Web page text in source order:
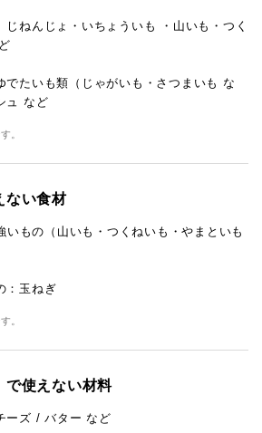
じねんじょ・いちょういも ・山いも・つく
でたいも類（じゃがいも・さつまいも な
ュ など
。
ない食材
いもの（山いも・つくねいも・やまといも
：玉ねぎ
。
で使えない材料
ーズ / バター など